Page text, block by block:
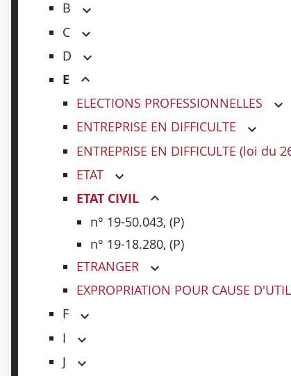
B
C
D
E
ELECTIONS PROFESSIONNELLES
ENTREPRISE EN DIFFICULTE
ENTREPRISE EN DIFFICULTE (loi du
ETAT
ETAT CIVIL
n° 19-50.043, (P)
n° 19-18.280, (P)
ETRANGER
EXPROPRIATION POUR CAUSE
F
I
J